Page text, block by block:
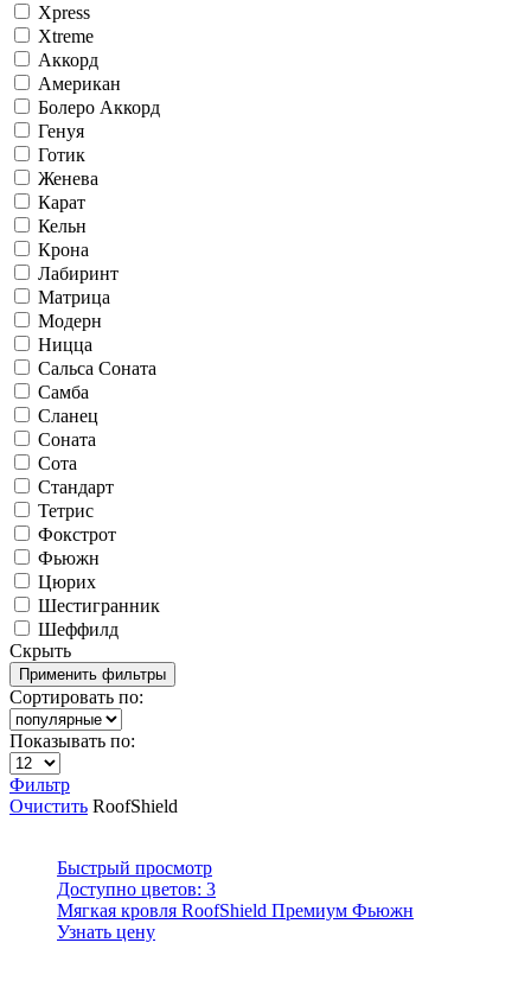
Xpress
Xtreme
Аккорд
Американ
Болеро Аккорд
Генуя
Готик
Женева
Карат
Кельн
Крона
Лабиринт
Матрица
Модерн
Ницца
Сальса Соната
Самба
Сланец
Соната
Сота
Стандарт
Тетрис
Фокстрот
Фьюжн
Цюрих
Шестигранник
Шеффилд
Скрыть
Сортировать по:
Показывать по:
Фильтр
Очистить RoofShield
Быстрый просмотр
Доступно цветов: 3
Мягкая кровля RoofShield Премиум Фьюжн
Узнать цену